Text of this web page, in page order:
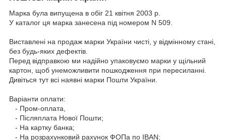
Марка була випущена в обіг 21 квітня 2003 р.
У каталог ця марка занесена під номером N 509.
Виставлені на продаж марки України чисті, у відмінному стані,
без будь-яких дефектів.
Перед відправкою ми надійно упаковуємо марки у щільний
картон, щоб унеможливити пошкодження при пересиланні.
Дивіться тут всі наявні марки Пошти України.
Варіанти оплати:
- Пром-оплата,
- Післяплата Нової Пошти;
- На картку банка;
- На розрахунковий рахунок ФОПа по IBAN;